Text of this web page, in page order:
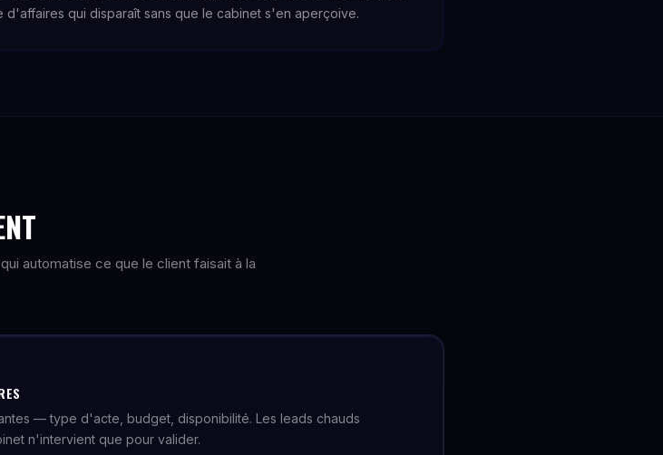
qui disparaît sans que le cabinet s'en aperçoive.
automatise ce que le client faisait à la
— type d'acte, budget, disponibilité. Les leads chauds
n'intervient que pour valider.